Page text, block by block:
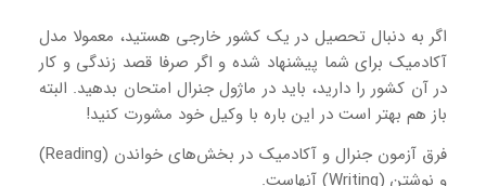
اگر به دنبال تحصیل در یک کشور خارجی هستید، معمولا مدل
آکادمیک برای شما پیشنهاد شده و اگر صرفا قصد زندگی و کار
در آن کشور را دارید، باید در ماژول جنرال امتحان بدهید. البته
باز هم بهتر است در این باره با وکیل خود مشورت کنید!
فرق آزمون جنرال و آکادمیک در بخش‌های خواندن (Reading)
و نوشتن (Writing) آنهاست.